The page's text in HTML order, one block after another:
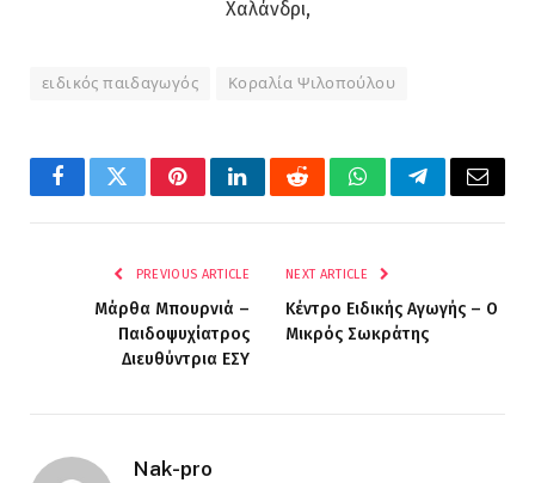
Χαλάνδρι,
ειδικός παιδαγωγός Κοραλία Ψιλοπούλου
FacebookTwitterPinterestLinkedInRedditWhatsAppTelegramEmail
PREVIOUS ARTICLE
Μάρθα Μπουρνιά –
Παιδοψυχίατρος
Διευθύντρια ΕΣΥ
NEXT ARTICLE
Κέντρο Ειδικής Αγωγής – Ο
Μικρός Σωκράτης
Nak-pro